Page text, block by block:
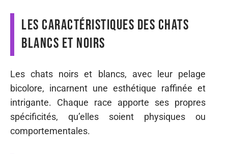
Les caractéristiques des chats
blancs et noirs
Les chats noirs et blancs, avec leur pelage
bicolore, incarnent une esthétique raffinée et
intrigante. Chaque race apporte ses propres
spécificités, qu’elles soient physiques ou
comportementales.